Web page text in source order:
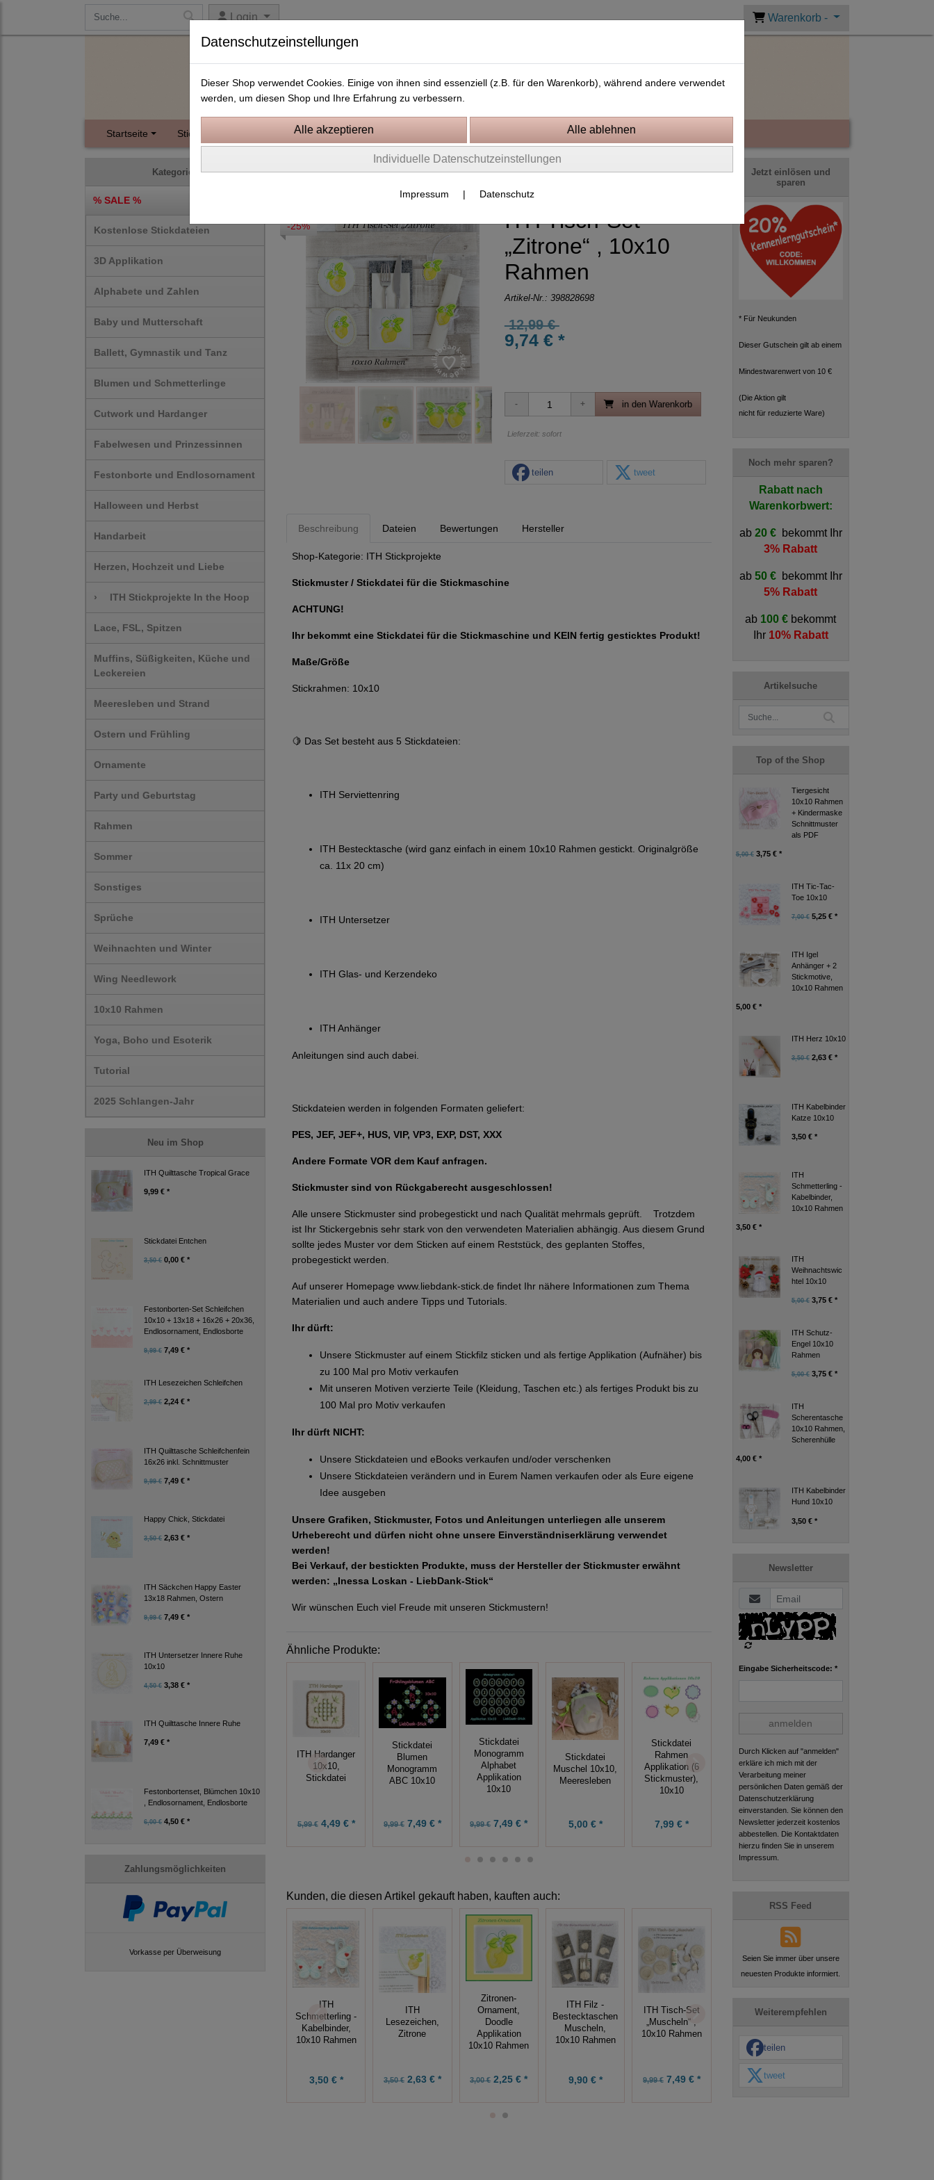
Login Warenkorb -
Startseite Stickdateien Instagram Kostenlose Stickdateien
Kategorien
% SALE %
Kostenlose Stickdateien
3D Applikation
Alphabete und Zahlen
Baby und Mutterschaft
Ballett, Gymnastik und Tanz
Blumen und Schmetterlinge
Cutwork und Hardanger
Fabelwesen und Prinzessinnen
Festonborte und Endlosornament
Halloween und Herbst
Handarbeit
Herzen, Hochzeit und Liebe
› ITH Stickprojekte In the Hoop
Lace, FSL, Spitzen
Muffins, Süßigkeiten, Küche und
Leckereien
Meeresleben und Strand
Ostern und Frühling
Ornamente
Party und Geburtstag
Rahmen
Sommer
Sonstiges
Sprüche
Weihnachten und Winter
Wing Needlework
10x10 Rahmen
Yoga, Boho und Esoterik
Tutorial
2025 Schlangen-Jahr
Neu im Shop
ITH Quilttasche Tropical Grace
9,99 € *
Stickdatei Entchen
3,50 € 0,00 € *
Festonborten-Set Schleifchen
10x10 + 13x18 + 16x26 + 20x36,
Endlosornament, Endlosborte
9,99 € 7,49 € *
ITH Lesezeichen Schleifchen
2,99 € 2,24 € *
ITH Quilttasche Schleifchenfein
16x26 inkl. Schnittmuster
9,99 € 7,49 € *
Happy Chick, Stickdatei
3,50 € 2,63 € *
ITH Säckchen Happy Easter
13x18 Rahmen, Ostern
9,99 € 7,49 € *
ITH Untersetzer Innere Ruhe
10x10
4,50 € 3,38 € *
ITH Quilttasche Innere Ruhe
7,49 € *
Festonbortenset, Blümchen 10x10
, Endlosornament, Endlosborte
6,00 € 4,50 € *
Zahlungsmöglichkeiten
Vorkasse per Überweisung
-25%
ITH Tisch-Set
„Zitrone“ , 10x10
Rahmen
Artikel-Nr.: 398828698
12,99 €
9,74 € *
in den Warenkorb
Lieferzeit: sofort
teilen tweet
Beschreibung Dateien Bewertungen Hersteller
Shop-Kategorie: ITH Stickprojekte
Stickmuster / Stickdatei für die Stickmaschine
ACHTUNG!
Ihr bekommt eine Stickdatei für die Stickmaschine und KEIN fertig gesticktes Produkt!
Maße/Größe
Stickrahmen: 10x10
🍋 Das Set besteht aus 5 Stickdateien:
ITH Serviettenring
ITH Bestecktasche (wird ganz einfach in einem 10x10 Rahmen gestickt. Originalgröße
ca. 11x 20 cm)
ITH Untersetzer
ITH Glas- und Kerzendeko
ITH Anhänger
Anleitungen sind auch dabei.
Stickdateien werden in folgenden Formaten geliefert:
PES, JEF, JEF+, HUS, VIP, VP3, EXP, DST, XXX
Andere Formate VOR dem Kauf anfragen.
Stickmuster sind von Rückgaberecht ausgeschlossen!
Alle unsere Stickmuster sind probegestickt und nach Qualität mehrmals geprüft. Trotzdem
ist Ihr Stickergebnis sehr stark von den verwendeten Materialien abhängig. Aus diesem Grund
sollte jedes Muster vor dem Sticken auf einem Reststück, des geplanten Stoffes,
probegestickt werden.
Auf unserer Homepage www.liebdank-stick.de findet Ihr nähere Informationen zum Thema
Materialien und auch andere Tipps und Tutorials.
Ihr dürft:
Unsere Stickmuster auf einem Stickfilz sticken und als fertige Applikation (Aufnäher) bis
zu 100 Mal pro Motiv verkaufen
Mit unseren Motiven verzierte Teile (Kleidung, Taschen etc.) als fertiges Produkt bis zu
100 Mal pro Motiv verkaufen
Ihr dürft NICHT:
Unsere Stickdateien und eBooks verkaufen und/oder verschenken
Unsere Stickdateien verändern und in Eurem Namen verkaufen oder als Eure eigene
Idee ausgeben
Unsere Grafiken, Stickmuster, Fotos und Anleitungen unterliegen alle unserem
Urheberecht und dürfen nicht ohne unsere Einverständniserklärung verwendet
werden!
Bei Verkauf, der bestickten Produkte, muss der Hersteller der Stickmuster erwähnt
werden: „Inessa Loskan - LiebDank-Stick“
Wir wünschen Euch viel Freude mit unseren Stickmustern!
Ähnliche Produkte:
ITH Hardanger
10x10,
Stickdatei
5,99 €4,49 € *
Stickdatei
Blumen
Monogramm
ABC 10x10
9,99 €7,49 € *
Stickdatei
Monogramm
Alphabet
Applikation
10x10
9,99 €7,49 € *
Stickdatei
Muschel 10x10,
Meeresleben
5,00 € *
Stickdatei
Rahmen
Applikation (6
Stickmuster),
10x10
7,99 € *
ABC 10x10
9,99 €7,49 € *
Herzen
Motive)
9,90 € *
Kunden, die diesen Artikel gekauft haben, kauften auch:
ITH
Schmetterling -
Kabelbinder,
10x10 Rahmen
3,50 € *
ITH
Lesezeichen,
Zitrone
3,50 €2,63 € *
Zitronen-
Ornament,
Doodle
Applikation
10x10 Rahmen
3,00 €2,25 € *
ITH Filz -
Bestecktaschen
Muscheln,
10x10 Rahmen
9,90 € *
ITH Tisch-Set
„Muscheln“ ,
10x10 Rahmen
9,99 €7,49 € *
Paisley (8
9,99 € *
Jetzt einlösen und
sparen
* Für Neukunden
Dieser Gutschein gilt ab einem
Mindestwarenwert von 10 €
(Die Aktion gilt
nicht für reduzierte Ware)
Noch mehr sparen?
Rabatt nach
Warenkorbwert:
ab20 € bekommt Ihr
3% Rabatt
ab50 € bekommt Ihr
5% Rabatt
ab 100 € bekommt
Ihr 10% Rabatt
Artikelsuche
Top of the Shop
Tiergesicht
10x10 Rahmen
+ Kindermaske
Schnittmuster
als PDF
5,00 €3,75 € *
ITH Tic-Tac-
Toe 10x10
7,00 €5,25 € *
ITH Igel
Anhänger + 2
Stickmotive,
10x10 Rahmen
5,00 € *
ITH Herz 10x10
3,50 €2,63 € *
ITH Kabelbinder
Katze 10x10
3,50 € *
ITH
Schmetterling -
Kabelbinder,
10x10 Rahmen
3,50 € *
ITH
Weihnachtswic
htel 10x10
5,00 €3,75 € *
ITH Schutz-
Engel 10x10
Rahmen
5,00 €3,75 € *
ITH
Scherentasche
10x10 Rahmen,
Scherenhülle
4,00 € *
ITH Kabelbinder
Hund 10x10
3,50 € *
Newsletter
Eingabe Sicherheitscode: *
anmelden
Durch Klicken auf "anmelden"
erkläre ich mich mit der
Verarbeitung meiner
persönlichen Daten gemäß der
Datenschutzerklärung
einverstanden. Sie können den
Newsletter jederzeit kostenlos
abbestellen. Die Kontaktdaten
hierzu finden Sie in unserem
Impressum.
RSS Feed
Seien Sie immer über unsere
neuesten Produkte informiert.
Weiterempfehlen
teilen
tweet
Datenschutzeinstellungen
Dieser Shop verwendet Cookies. Einige von ihnen sind essenziell (z.B. für den Warenkorb), während andere verwendet
werden, um diesen Shop und Ihre Erfahrung zu verbessern.
Individuelle Datenschutzeinstellungen
Impressum | Datenschutz